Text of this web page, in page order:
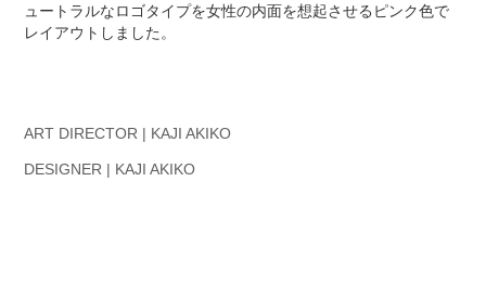
ュートラルなロゴタイプを女性の内面を想起させるピンク色で
レイアウトしました。
ART DIRECTOR | KAJI AKIKO
DESIGNER | KAJI AKIKO